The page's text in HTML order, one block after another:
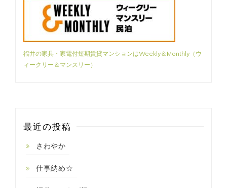
福井の家具・家電付短期賃貸マンションはWeekly＆Monthly（ウ
ィークリー＆マンスリー）
最近の投稿
さわやか
仕事納め☆